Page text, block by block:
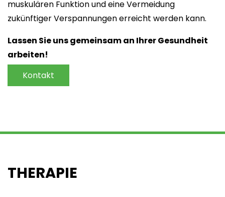
muskulären Funktion und eine Vermeidung
zukünftiger Verspannungen erreicht werden kann.
Lassen Sie uns gemeinsam an Ihrer Gesundheit
arbeiten!
Kontakt
THERAPIE